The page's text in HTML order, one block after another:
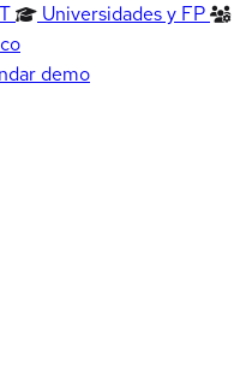
Universidades y FP
demo